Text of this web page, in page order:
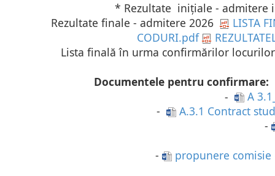
* Rezultate inițiale - admitere
Rezultate finale - admitere 2026
LISTA
CODURI.pdf
Lista finală în urma confirmărilor
Documentele pentru confirmare:
-
A
-
A.3.1 Contract
-
-
propunere